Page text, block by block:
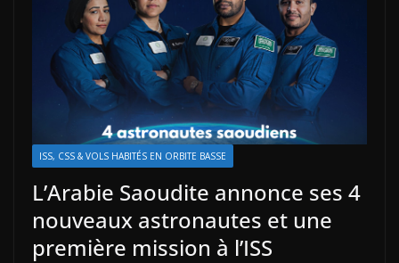
ISS, CSS & VOLS HABITÉS EN ORBITE BASSE
L’Arabie Saoudite annonce ses 4
nouveaux astronautes et une
première mission à l’ISS